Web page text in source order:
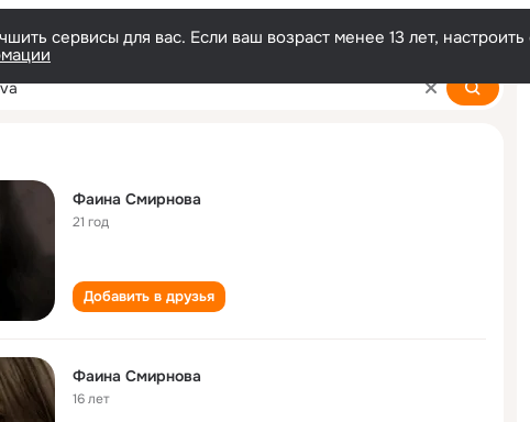
сервисы для вас. Если ваш возраст менее 13 лет,
Фаина Смирнова
21 год
Добавить в друзья
Фаина Смирнова
16 лет